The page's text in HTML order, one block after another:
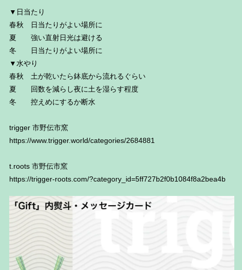
▼日当たり
春秋 日当たりがよい場所に
夏 強い直射日光は避ける
冬 日当たりがよい場所に
▼水やり
春秋 土が乾いたら鉢底から流れるぐらい
夏 回数を減らし夜に土を湿らす程度
冬 控えめにするか断水
trigger 市野伝市窯
https://www.trigger.world/categories/2684881
t.roots 市野伝市窯
https://trigger-roots.com/?category_id=5ff727b2f0b1084f8a2bea4b